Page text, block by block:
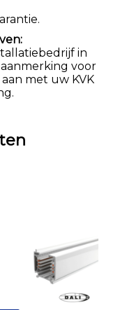
in
voor
aan met uw KVK